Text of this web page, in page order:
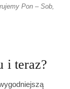
Pon – Sob,
i teraz?